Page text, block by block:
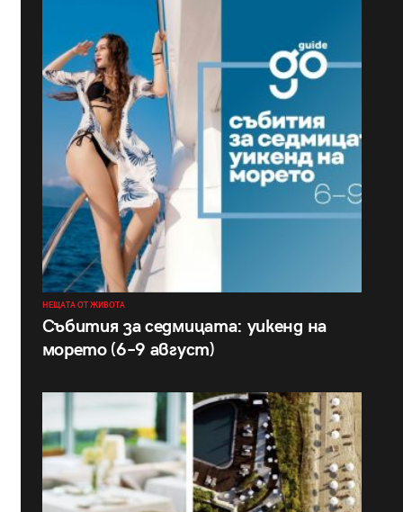
НЕЩАТА ОТ ЖИВОТА
Събития за седмицата: уикенд на
морето (6–9 август)